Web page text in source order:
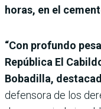
horas, en el
“Con profundo
República El
Bobadilla,
defensora de los